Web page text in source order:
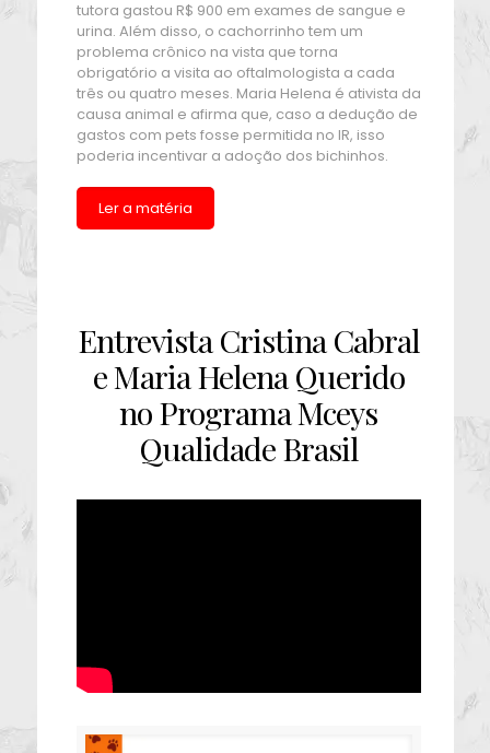
tutora gastou R$ 900 em exames de sangue e
urina. Além disso, o cachorrinho tem um
problema crônico na vista que torna
obrigatório a visita ao oftalmologista a cada
três ou quatro meses. Maria Helena é ativista da
causa animal e afirma que, caso a dedução de
gastos com pets fosse permitida no IR, isso
poderia incentivar a adoção dos bichinhos.
Ler a matéria
Entrevista Cristina Cabral
e Maria Helena Querido
no Programa Mceys
Qualidade Brasil